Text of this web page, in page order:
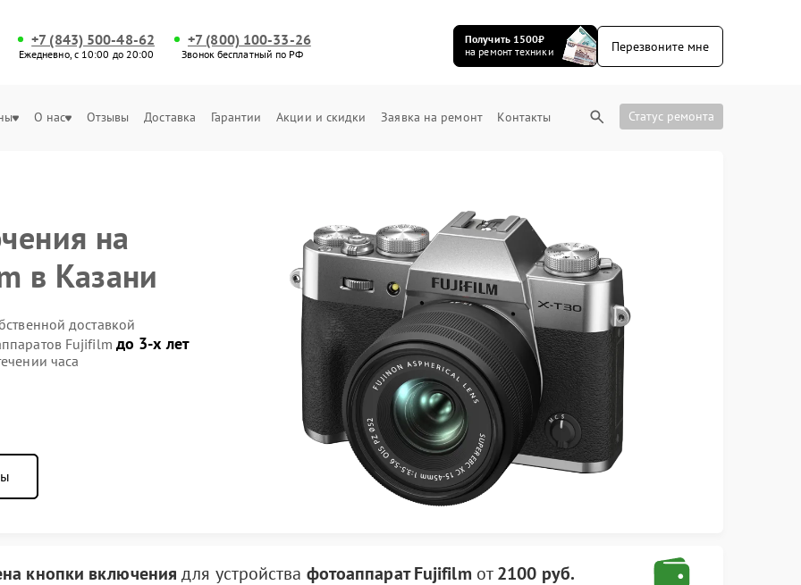
+7 (843) 500-48-62
Ежедневно, с 10:00 до 20:00
+7 (800) 100-33-26
Звонок бесплатный по РФ
Получить 1500₽
на ремонт техники
Перезвоните мне
О нас Отзывы Доставка Гарантии Акции и скидки Заявка на ремонт Контакты Статус ремонта
на
в Казани
доставкой
Fujifilm до 3-х лет
часа
кнопки включения для устройства фотоаппарат Fujifilm от2100 руб.